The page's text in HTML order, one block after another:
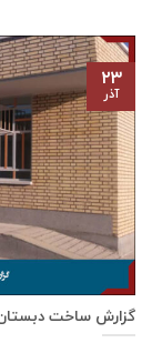
گزارش ساخت دبستان زنده
۲۳
آذر